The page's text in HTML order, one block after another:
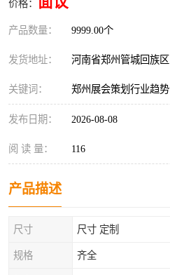
价格：
产品数量： 9999.00个
发货地址： 河南省郑州管城回族区
关键词： 郑州展会策划行业趋势
发布日期： 2026-08-08
阅 读 量： 116
产品描述
尺寸 尺寸 定制
规格 齐全